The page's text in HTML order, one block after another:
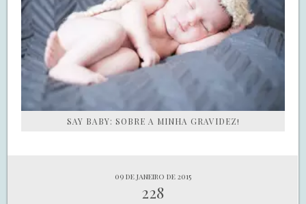
SAY BABY: SOBRE A MINHA GRAVIDEZ!
09 de janeiro de 2015
228